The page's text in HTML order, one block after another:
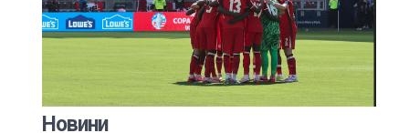
Новини